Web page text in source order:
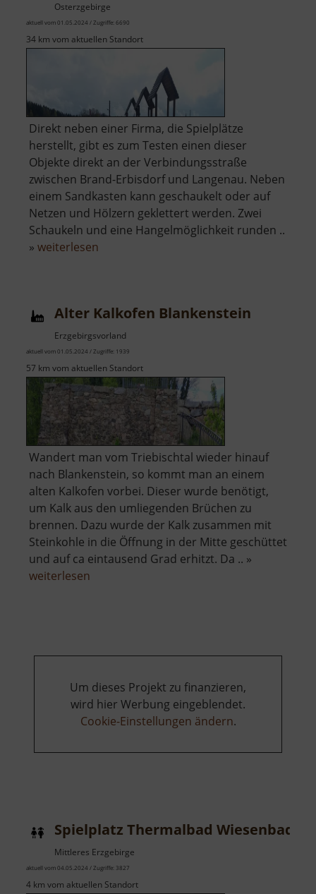
Osterzgebirge
aktuell vom 01.05.2024 / Zugriffe: 6690
34 km vom aktuellen Standort
Direkt neben einer Firma, die Spielplätze
herstellt, gibt es zum Testen einen dieser
Objekte direkt an der Verbindungsstraße
zwischen Brand-Erbisdorf und Langenau. Neben
einem Sandkasten kann geschaukelt oder auf
Netzen und Hölzern geklettert werden. Zwei
Schaukeln und eine Hangelmöglichkeit runden ..
» weiterlesen
Alter Kalkofen Blankenstein
Erzgebirgsvorland
aktuell vom 01.05.2024 / Zugriffe: 1939
57 km vom aktuellen Standort
Wandert man vom Triebischtal wieder hinauf
nach Blankenstein, so kommt man an einem
alten Kalkofen vorbei. Dieser wurde benötigt,
um Kalk aus den umliegenden Brüchen zu
brennen. Dazu wurde der Kalk zusammen mit
Steinkohle in die Öffnung in der Mitte geschüttet
und auf ca eintausend Grad erhitzt. Da .. »
weiterlesen
Um dieses Projekt zu finanzieren,
wird hier Werbung eingeblendet.
Cookie-Einstellungen ändern.
Spielplatz Thermalbad Wiesenbad
Mittleres Erzgebirge
aktuell vom 04.05.2024 / Zugriffe: 3827
4 km vom aktuellen Standort